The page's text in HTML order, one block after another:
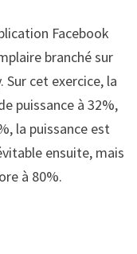
Facebook
branché sur
cet exercice, la
puissance à 32%,
la puissance est
ensuite, mais
à 80%.